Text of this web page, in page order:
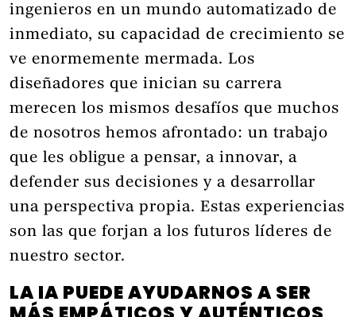
ingenieros en un mundo automatizado de
inmediato, su capacidad de crecimiento se
ve enormemente mermada. Los
diseñadores que inician su carrera
merecen los mismos desafíos que muchos
de nosotros hemos afrontado: un trabajo
que les obligue a pensar, a innovar, a
defender sus decisiones y a desarrollar
una perspectiva propia. Estas experiencias
son las que forjan a los futuros líderes de
nuestro sector.
LA IA PUEDE AYUDARNOS A SER